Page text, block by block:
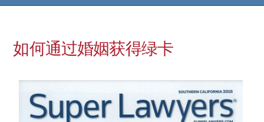
如何通过婚姻获得绿卡